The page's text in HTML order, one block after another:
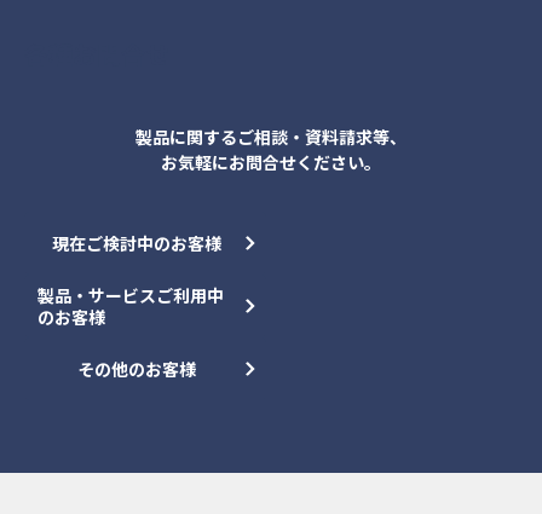
製品に関するご相談・資料請求等、
お気軽にお問合せください。
現在ご検討中のお客様
製品・サービスご利用中
のお客様
その他のお客様